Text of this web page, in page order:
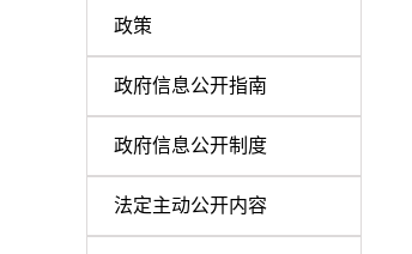
政策
政府信息公开指南
政府信息公开制度
法定主动公开内容